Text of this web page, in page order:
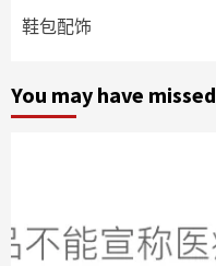
鞋包配饰
You may have missed